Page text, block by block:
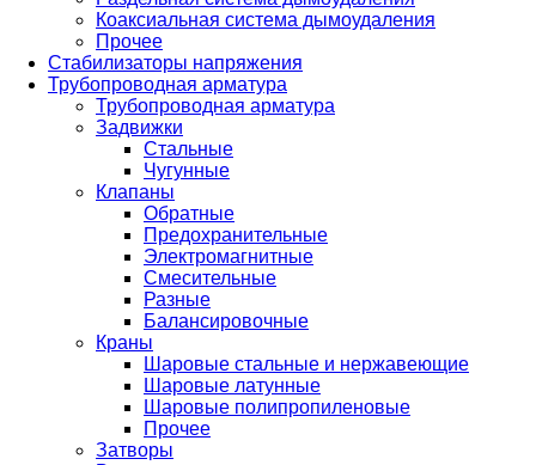
Коаксиальная система дымоудаления
Прочее
Стабилизаторы напряжения
Трубопроводная арматура
Трубопроводная арматура
Задвижки
Стальные
Чугунные
Клапаны
Обратные
Предохранительные
Электромагнитные
Смесительные
Разные
Балансировочные
Краны
Шаровые стальные и нержавеющие
Шаровые латунные
Шаровые полипропиленовые
Прочее
Затворы